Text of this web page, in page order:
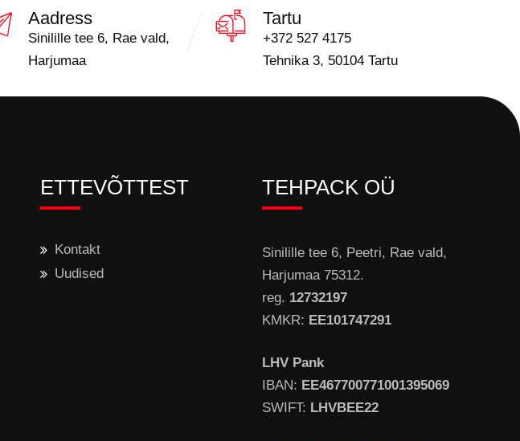
Aadress
Sinilille tee 6, Rae vald,
Harjumaa
Tartu
+372 527 4175
Tehnika 3, 50104 Tartu
ETTEVÕTTEST
Kontakt
Uudised
TEHPACK OÜ
Sinilille tee 6, Peetri, Rae vald,
Harjumaa 75312.
reg. 12732197
KMKR: EE101747291
LHV Pank
IBAN: EE467700771001395069
SWIFT: LHVBEE22